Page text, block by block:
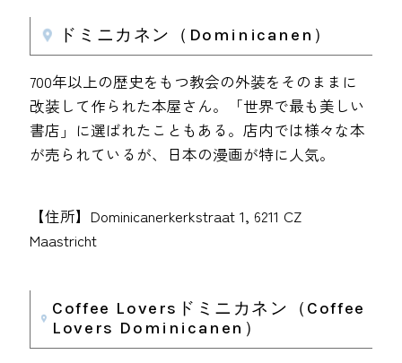
ドミニカネン（Dominicanen）
700年以上の歴史をもつ教会の外装をそのままに
改装して作られた本屋さん。「世界で最も美しい
書店」に選ばれたこともある。店内では様々な本
が売られているが、日本の漫画が特に人気。
【住所】Dominicanerkerkstraat 1, 6211 CZ
Maastricht
Coffee Loversドミニカネン（Coffee
Lovers Dominicanen）